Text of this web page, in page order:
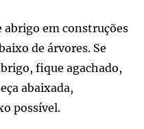
abrigo em construções
de árvores. Se
fique agachado,
abaixada,
possível.